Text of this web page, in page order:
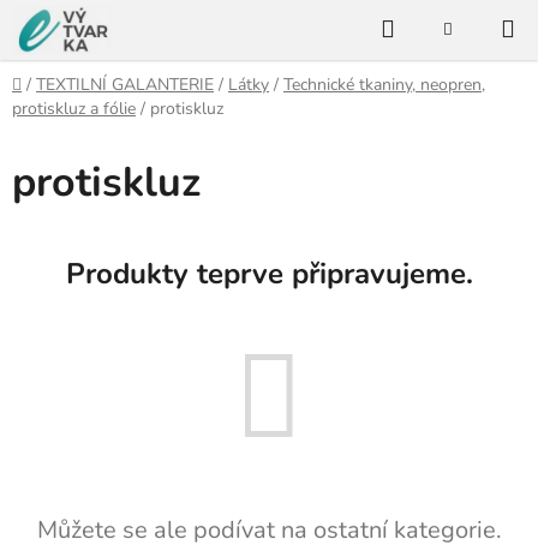
Přejít
na
obsah
HledatNÁKUPNÍ
Domů
/ TEXTILNÍ GALANTERIE / Látky / Technické tkaniny, neopren,
protiskluz a fólie / protiskluz
protiskluz
Produkty teprve připravujeme.
Můžete se ale podívat na ostatní kategorie.